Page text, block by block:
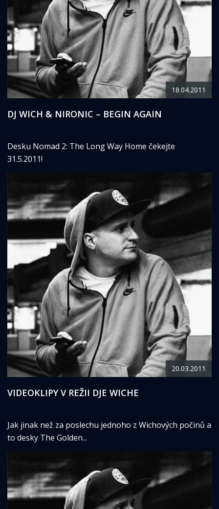
18.04.2011
DJ WICH & NIRONIC – BEGIN AGAIN
Desku Nomad 2: The Long Way Home čekejte
31.5.2011!
20.03.2011
VIDEOKLIPY V REŽII DJE WICHE
Jak jinak než za poslechu jednoho z Wichových počinů a
to desky The Golden...